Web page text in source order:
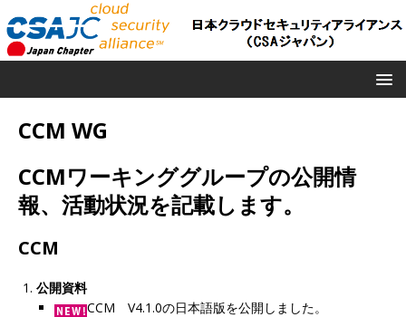
CCM WG
CCMワーキンググループの公開情
報、活動状況を記載します。
CCM
公開資料
CCM V4.1.0の日本語版を公開しました。